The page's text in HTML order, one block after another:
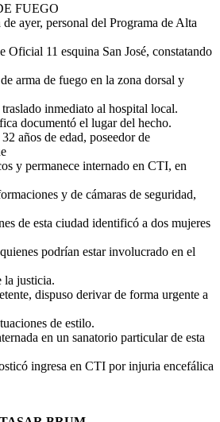
FUEGO
ayer, personal del Programa de Alta
Oficial 11 esquina San José, constatando
arma de fuego en la zona dorsal y
inmediato al hospital local.
documentó el lugar del hecho.
años de edad, poseedor de
y permanece internado en CTI, en
y de cámaras de seguridad,
de esta ciudad identificó a dos mujeres
podrían estar involucrado en el
la justicia.
dispuso derivar de forma urgente a
de estilo.
en un sanatorio particular de esta
ingresa en CTI por injuria encefálica